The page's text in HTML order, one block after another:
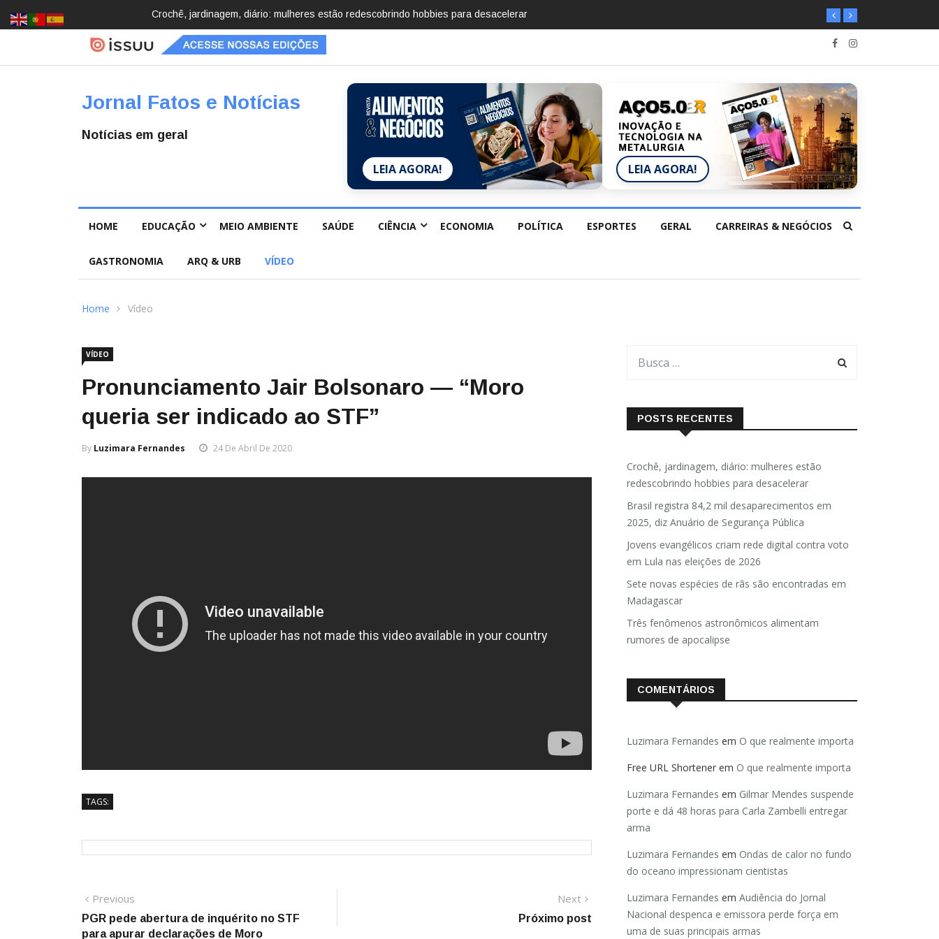
Brasil registra 84,2 mil desaparecimentos em 2025, diz Anuário de Segurança Pública
Jornal Fatos e Notícias
Notícias em geral
LEIA AGORA! LEIA AGORA!
HOME EDUCAÇÃO MEIO AMBIENTE SAÚDE CIÊNCIA ECONOMIA POLÍTICA ESPORTES GERAL CARREIRAS & NEGÓCIOS
GASTRONOMIA ARQ & URB VÍDEO
Home Vídeo
VÍDEO
Pronunciamento Jair Bolsonaro — “Moro
queria ser indicado ao STF”
By Luzimara Fernandes 24 De Abril De 2020
TAGS:
Navegação
de
Previous
post:
PGR pede abertura de inquérito no STF
para apurar declarações de Moro
Next
Próximo post
POSTS RECENTES
Crochê, jardinagem, diário: mulheres estão
redescobrindo hobbies para desacelerar
Brasil registra 84,2 mil desaparecimentos em
2025, diz Anuário de Segurança Pública
Jovens evangélicos criam rede digital contra voto
em Lula nas eleições de 2026
Sete novas espécies de rãs são encontradas em
Madagascar
Três fenômenos astronômicos alimentam
rumores de apocalipse
COMENTÁRIOS
Luzimara Fernandes em O que realmente importa
Free URL Shortener em O que realmente importa
Luzimara Fernandes em Gilmar Mendes suspende
porte e dá 48 horas para Carla Zambelli entregar
arma
Luzimara Fernandes em Ondas de calor no fundo
do oceano impressionam cientistas
Luzimara Fernandes em Audiência do Jornal
Nacional despenca e emissora perde força em
uma de suas principais armas